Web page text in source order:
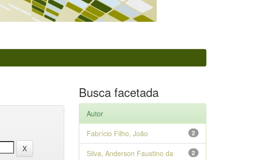
Busca facetada
Autor
2
Fabrício Filho, João
2
Silva, Anderson Faustino da